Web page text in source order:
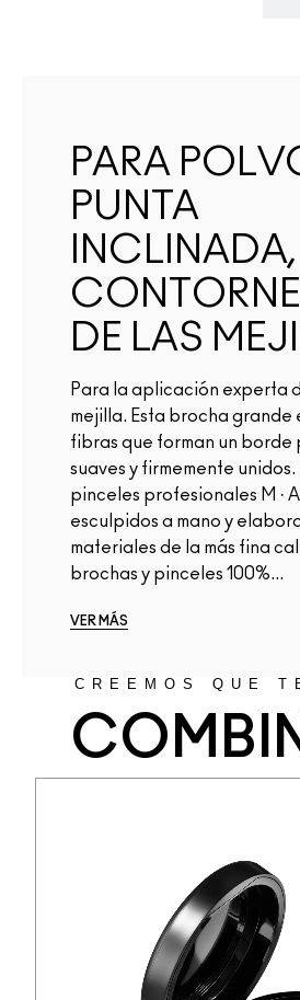
PARA
PUNTA
INCLINADA,
DE LAS
Para la aplicación experta
mejilla. Esta brocha grande
fibras que forman un borde
suaves y firmemente
pinceles profesionales M · A
esculpidos a mano y
materiales de la más fina
brochas y pinceles 100%...
VER MÁS
CREEMOS QUE